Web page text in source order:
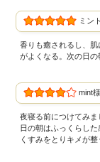
ミン
香りも癒されるし、
がよくなる。次の日の
mint様
夜寝る前につけてみ
日の朝はふっくらし
くすみをとりキメが